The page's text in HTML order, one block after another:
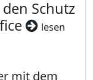
Schutz
lesen
mit dem